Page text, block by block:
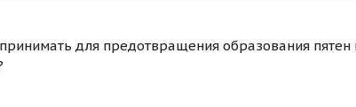
для предотвращения образования пятен